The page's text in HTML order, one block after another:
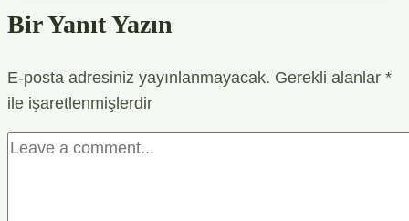
Bakımı
Bir Yanıt Yazın
E-posta adresiniz yayınlanmayacak. Gerekli alanlar *
ile işaretlenmişlerdir